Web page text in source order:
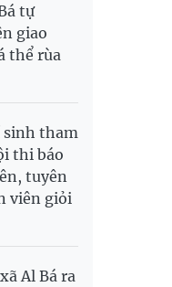
tự
giao
thể rùa
sinh tham
thi báo
tuyên
viên giỏi
Al Bá ra